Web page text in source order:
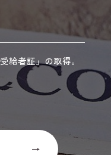
給者証」の取得。